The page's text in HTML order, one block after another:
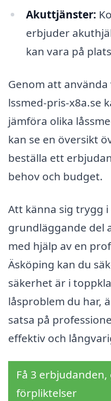
Akuttjänster:
erbjuder
kan vara på
Genom att
lssmed-pris-x8a.se
jämföra olika
kan se en översikt
beställa ett
behov och budget.
Att känna sig trygg
grundläggande del
med hjälp av en
Äsköping kan du
säkerhet är i
låsproblem du har,
satsa på
effektiv och
Få 3
förpliktelser